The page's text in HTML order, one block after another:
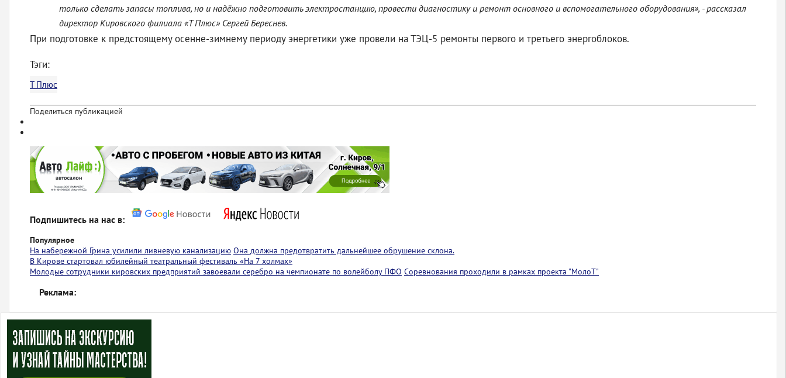
только сделать запасы топлива, но и надёжно подготовить электростанцию, провести диагностику и ремонт основного и вспомогательного оборудования», - рассказал
директор Кировского филиала «Т Плюс» Сергей Береснев.
При подготовке к предстоящему осенне-зимнему периоду энергетики уже провели на ТЭЦ-5 ремонты первого и третьего энергоблоков.
Тэги:
Т Плюс
Поделиться публикацией
Подпишитесь на нас в:
Популярное
На набережной Грина усилили ливневую канализацию Она должна предотвратить дальнейшее обрушение склона.
В Кирове стартовал юбилейный театральный фестиваль «На 7 холмах»
Молодые сотрудники кировских предприятий завоевали серебро на чемпионате по волейболу ПФО Соревнования проходили в рамках проекта "МолоТ"
Реклама: